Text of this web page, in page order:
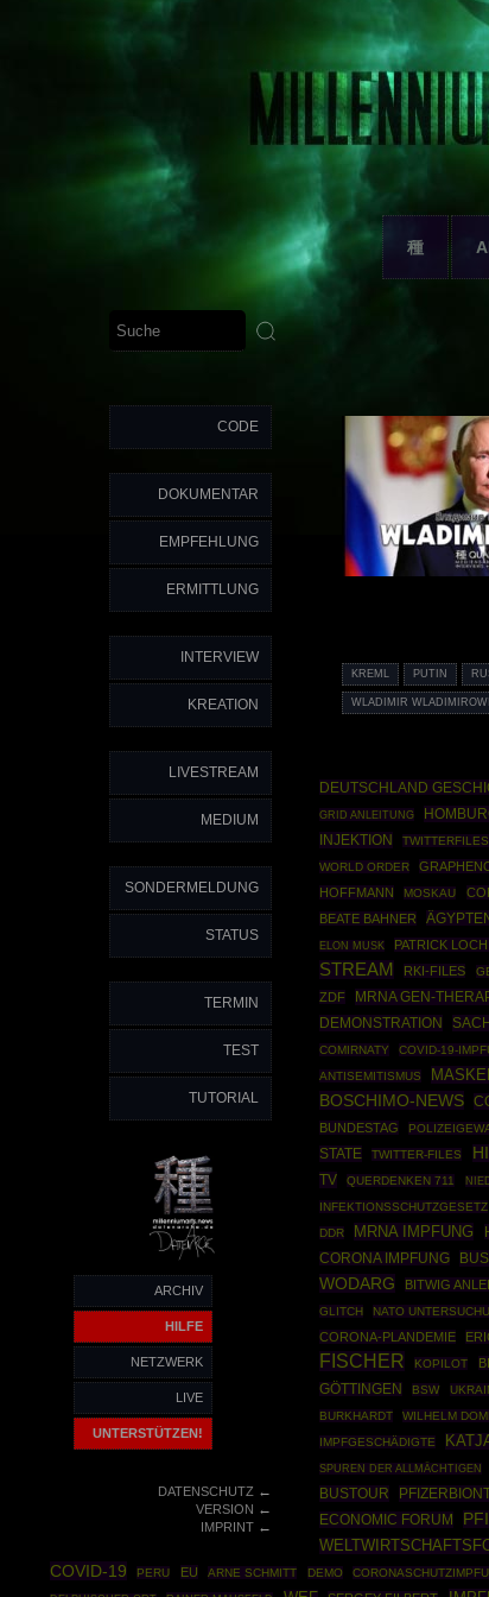
種
CODE
DOKUMENTAR
EMPFEHLUNG
ERMITTLUNG
INTERVIEW
KREATION
LIVESTREAM
MEDIUM
SONDERMELDUNG
STATUS
TERMIN
TEST
TUTORIAL
ARCHIV
HILFE
NETZWERK
LIVE
UNTERSTÜTZEN!
DATENSCHUTZ←
VERSION ←
IMPRINT←
KREML PUTIN
WLADIMIR
DEUTSCHLAND
GRID ANLEITUNG
INJEKTION
TWITTERFILES
WORLD ORDER
HOFFMANN
MOSKAU
BEATE BAHNER
ELON MUSK PATRICK
STREAM
RKI-FILES
ZDF MRNA GEN-
DEMONSTRATION
COMIRNATY COVID-19-
ANTISEMITISMUS
BOSCHIMO-NEWS
BUNDESTAG
STATE
TWITTER-FILES
TV
QUERDENKEN 711
INFEKTIONSSCHUTZGESETZ
DDR MRNA IMPFUNG
CORONA IMPFUNG
WODARG
BITWIG
GLITCH
NATO
CORONA-PLANDEMIE
FISCHER
KOPILOT
GÖTTINGEN
BSW
BURKHARDT
WILHELM
IMPFGESCHÄDIGTE
SPUREN DER ALLMÄCHTIGEN
BUSTOUR
ECONOMIC FORUM
COVID-19 PERU EU ARNE SCHMITT DEMO